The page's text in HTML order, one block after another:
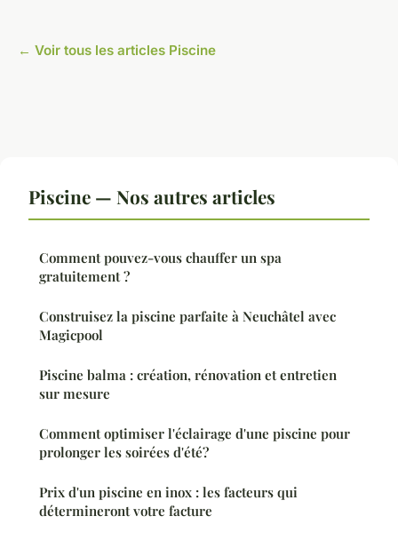
← Voir tous les articles Piscine
Piscine — Nos autres articles
Comment pouvez-vous chauffer un spa
gratuitement ?
Construisez la piscine parfaite à Neuchâtel avec
Magicpool
Piscine balma : création, rénovation et entretien
sur mesure
Comment optimiser l'éclairage d'une piscine pour
prolonger les soirées d'été?
Prix d'un piscine en inox : les facteurs qui
détermineront votre facture